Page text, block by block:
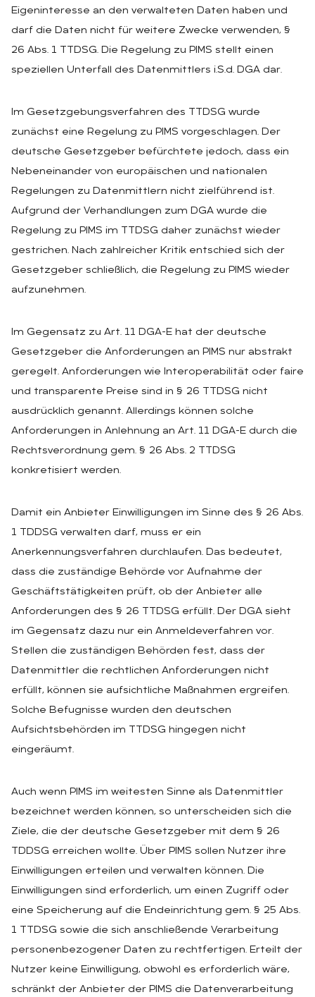
Eigeninteresse an den verwalteten Daten haben und
darf die Daten nicht für weitere Zwecke verwenden, §
26 Abs. 1 TTDSG. Die Regelung zu PIMS stellt einen
speziellen Unterfall des Datenmittlers i.S.d. DGA dar.
Im Gesetzgebungsverfahren des TTDSG wurde
zunächst eine Regelung zu PIMS vorgeschlagen. Der
deutsche Gesetzgeber befürchtete jedoch, dass ein
Nebeneinander von europäischen und nationalen
Regelungen zu Datenmittlern nicht zielführend ist.
Aufgrund der Verhandlungen zum DGA wurde die
Regelung zu PIMS im TTDSG daher zunächst wieder
gestrichen. Nach zahlreicher Kritik entschied sich der
Gesetzgeber schließlich, die Regelung zu PIMS wieder
aufzunehmen.
Im Gegensatz zu Art. 11 DGA-E hat der deutsche
Gesetzgeber die Anforderungen an PIMS nur abstrakt
geregelt. Anforderungen wie Interoperabilität oder faire
und transparente Preise sind in § 26 TTDSG nicht
ausdrücklich genannt. Allerdings können solche
Anforderungen in Anlehnung an Art. 11 DGA-E durch die
Rechtsverordnung gem. § 26 Abs. 2 TTDSG
konkretisiert werden.
Damit ein Anbieter Einwilligungen im Sinne des § 26 Abs.
1 TDDSG verwalten darf, muss er ein
Anerkennungsverfahren durchlaufen. Das bedeutet,
dass die zuständige Behörde vor Aufnahme der
Geschäftstätigkeiten prüft, ob der Anbieter alle
Anforderungen des § 26 TTDSG erfüllt. Der DGA sieht
im Gegensatz dazu nur ein Anmeldeverfahren vor.
Stellen die zuständigen Behörden fest, dass der
Datenmittler die rechtlichen Anforderungen nicht
erfüllt, können sie aufsichtliche Maßnahmen ergreifen.
Solche Befugnisse wurden den deutschen
Aufsichtsbehörden im TTDSG hingegen nicht
eingeräumt.
Auch wenn PIMS im weitesten Sinne als Datenmittler
bezeichnet werden können, so unterscheiden sich die
Ziele, die der deutsche Gesetzgeber mit dem § 26
TDDSG erreichen wollte. Über PIMS sollen Nutzer ihre
Einwilligungen erteilen und verwalten können. Die
Einwilligungen sind erforderlich, um einen Zugriff oder
eine Speicherung auf die Endeinrichtung gem. § 25 Abs.
1 TTDSG sowie die sich anschließende Verarbeitung
personenbezogener Daten zu rechtfertigen. Erteilt der
Nutzer keine Einwilligung, obwohl es erforderlich wäre,
schränkt der Anbieter der PIMS die Datenverarbeitung